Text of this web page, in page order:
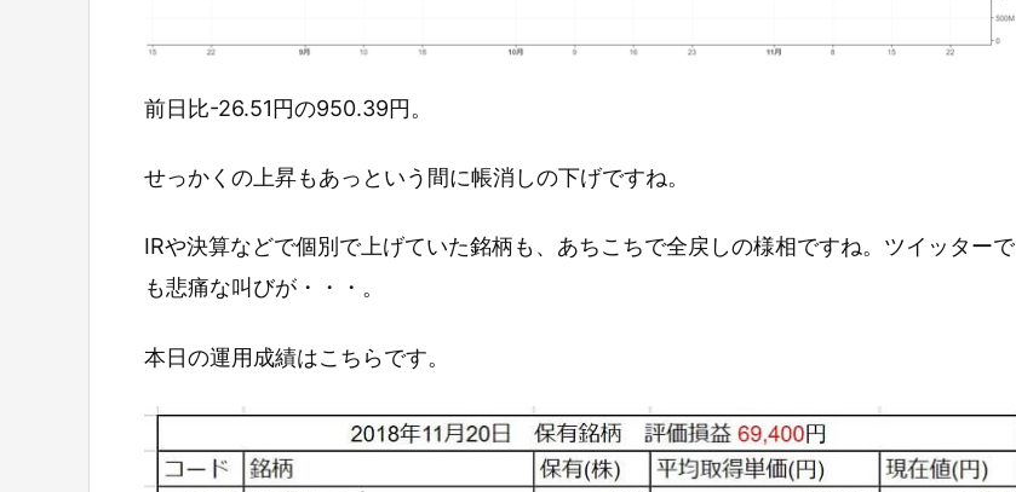
前日比-26.51円の950.39円。
せっかくの上昇もあっという間に帳消しの下げですね。
IRや決算などで個別で上げていた銘柄も、あちこちで全戻しの様相ですね。ツイッターで
も悲痛な叫びが・・・。
本日の運用成績はこちらです。